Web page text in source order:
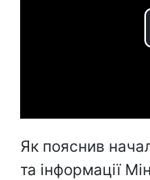
Як пояснив
та інформації